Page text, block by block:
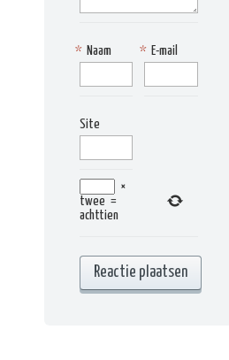
Naam
* E-mail
*
Site
×
twee =
achttien